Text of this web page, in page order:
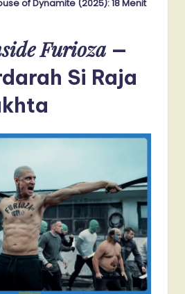
of Dynamite (2025): 18 Menit
Furioza —
Si Raja